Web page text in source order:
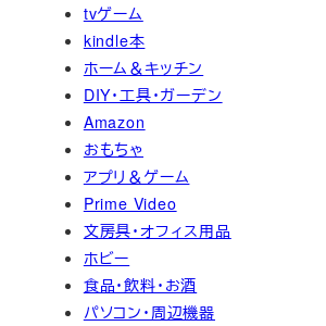
tvゲーム
kindle本
ホーム＆キッチン
DIY・工具・ガーデン
Amazon
おもちゃ
アプリ＆ゲーム
Prime Video
文房具・オフィス用品
ホビー
食品・飲料・お酒
パソコン・周辺機器